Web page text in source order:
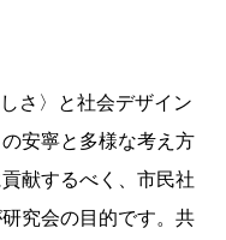
さ〉と社会デザイン
安寧と多様な考え方
献するべく、市民社
究会の目的です。共